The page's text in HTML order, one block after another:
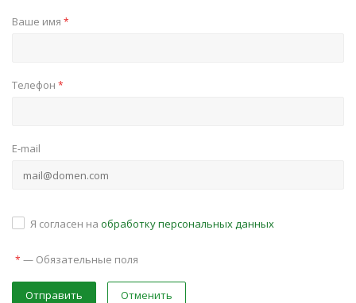
Ваше имя *
Телефон *
E-mail
Я согласен на обработку персональных данных
* — Обязательные поля
Отправить Отменить